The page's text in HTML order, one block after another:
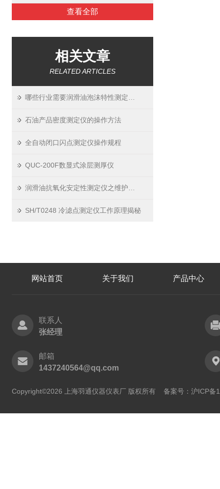
查看全部
相关文章
RELATED ARTICLES
石油产品密度测定仪的操作方法
全自动闭口闪点测定仪操作规程
QUC-200F数显式涂层测厚仪
SH/T0248 冷滤点测定仪工作原理揭秘
网站首页 关于我们 产品中心
联系人
张经理
邮箱
1437240564@qq.com
Copyright©2026 上海羽通仪器仪表厂 版权所有 备案号：沪ICP备